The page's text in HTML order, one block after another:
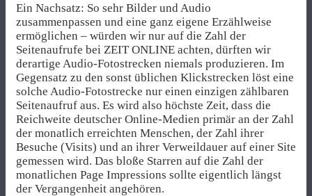
Ein Nachsatz: So sehr Bilder und Audio
zusammenpassen und eine ganz eigene Erzählweise
ermöglichen – würden wir nur auf die Zahl der
Seitenaufrufe bei ZEIT ONLINE achten, dürften wir
derartige Audio-Fotostrecken niemals produzieren. Im
Gegensatz zu den sonst üblichen Klickstrecken löst eine
solche Audio-Fotostrecke nur einen einzigen zählbaren
Seitenaufruf aus. Es wird also höchste Zeit, dass die
Reichweite deutscher Online-Medien primär an der Zahl
der monatlich erreichten Menschen, der Zahl ihrer
Besuche (Visits) und an ihrer Verweildauer auf einer Site
gemessen wird. Das bloße Starren auf die Zahl der
monatlichen Page Impressions sollte eigentlich längst
der Vergangenheit angehören.